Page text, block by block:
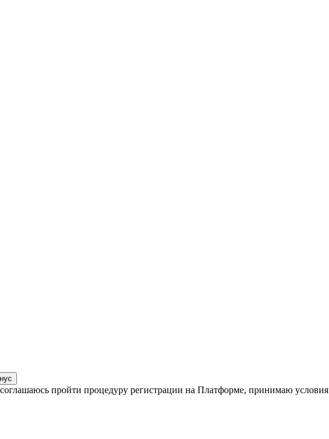
пройти процедуру регистрации на Платформе, принимаю условия